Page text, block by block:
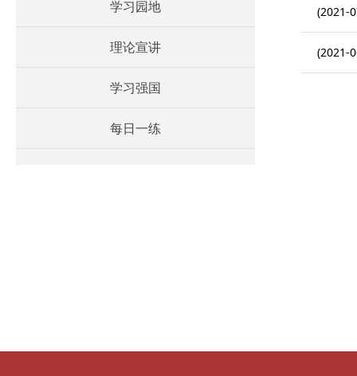
学习园地
理论宣讲
学习强国
每日一练
(2021-
(2021-